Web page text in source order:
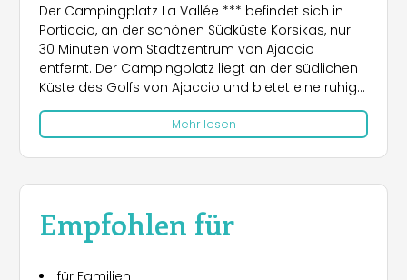
Der Campingplatz La Vallée *** befindet sich in
Porticcio, an der schönen Südküste Korsikas, nur
30 Minuten vom Stadtzentrum von Ajaccio
entfernt. Der Campingplatz liegt an der südlichen
Küste des Golfs von Ajaccio und bietet eine ruhige,
grüne Umgebung, die ideal für einen entspannten
Urlaub im Einklang mit der Natur ist. Die Umgebung
eignet sich hervorragend für Ausflüge, mit
zahlreichen Wanderwegen und
Sehenswürdigkeiten wie Ajaccio, das mit Napoleon
nahegelegenen Stadt Sartène, die mit ihren
malerischen mittelalterlichen Straßen beeindruckt.
Mehr lesen
Empfohlen für